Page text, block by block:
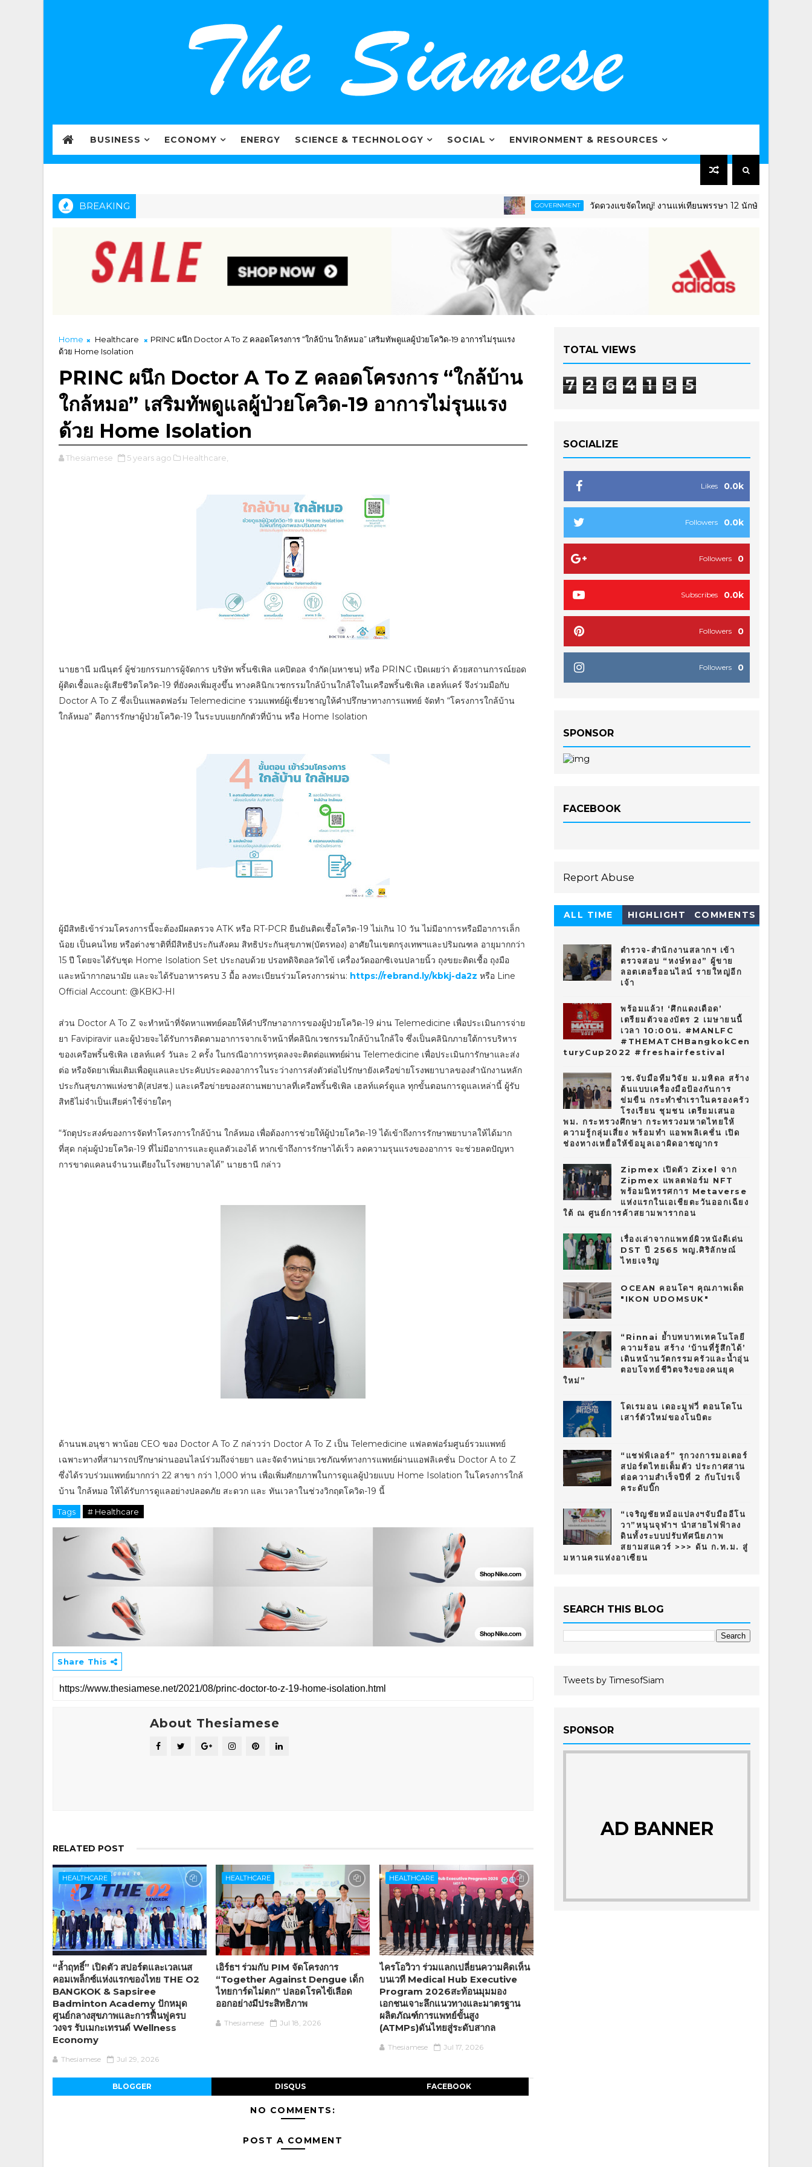
BUSINESS ECONOMY ENERGY SCIENCE & TECHNOLOGY SOCIAL ENVIRONMENT & RESOURCES
BREAKING GOVERNMENT วัดดวงแขจัดใหญ่! งานแห่เทียนพรรษา 12 นักษัตร ยิ่งใหญ่อลังการ โ
Home Healthcare
PRINC ผนึก Doctor A To Z คลอดโครงการ “ใกล้บ้าน ใกล้หมอ” เสริมทัพดูแลผู้ป่วยโควิด-19 อาการไม่รุนแรง
ด้วย Home Isolation
PRINC ผนึก Doctor A To Z คลอดโครงการ “ใกล้บ้าน
ใกล้หมอ” เสริมทัพดูแลผู้ป่วยโควิด-19 อาการไม่รุนแรง
ด้วย Home Isolation
Thesiamese 5 years ago Healthcare,
นายธานี มณีนุตร์ ผู้ช่วยกรรมการผู้จัดการ บริษัท พริ้นซิเพิล แคปิตอล จำกัด(มหาชน) หรือ PRINC เปิดเผยว่า ด้วยสถานการณ์ยอด
ผู้ติดเชื้อและผู้เสียชีวิตโควิด-19 ที่ยังคงเพิ่มสูงขึ้น ทางคลินิกเวชกรรมใกล้บ้านใกล้ใจในเครือพริ้นซิเพิล เฮลท์แคร์ จึงร่วมมือกับ
Doctor A To Z ซึ่งเป็นแพลตฟอร์ม Telemedicine รวมแพทย์ผู้เชี่ยวชาญให้คำปรึกษาทางการแพทย์ จัดทำ “โครงการใกล้บ้าน
ใกล้หมอ” คือการรักษาผู้ป่วยโควิด-19 ในระบบแยกกักตัวที่บ้าน หรือ Home Isolation
ผู้มีสิทธิเข้าร่วมโครงการนี้จะต้องมีผลตรวจ ATK หรือ RT-PCR ยืนยันติดเชื้อโควิด-19 ไม่เกิน 10 วัน ไม่มีอาการหรือมีอาการเล็ก
น้อย เป็นคนไทย หรือต่างชาติที่มีสิทธิประกันสังคม สิทธิประกันสุขภาพ(บัตรทอง) อาศัยในเขตกรุงเทพฯและปริมณฑล อายุมากกว่า
15 ปี โดยจะได้รับชุด Home Isolation Set ประกอบด้วย ปรอทดิจิตอลวัดไข้ เครื่องวัดออกซิเจนปลายนิ้ว ถุงขยะติดเชื้อ ถุงมือ
และหน้ากากอนามัย และจะได้รับอาหารครบ 3 มื้อ ลงทะเบียนร่วมโครงการผ่าน: https://rebrand.ly/kbkj-da2z หรือ Line
Official Account: @KBKJ-HI
ส่วน Doctor A To Z จะทำหน้าที่จัดหาแพทย์คอยให้คำปรึกษาอาการของผู้ป่วยโควิด-19 ผ่าน Telemedicine เพื่อประเมินการจ่าย
ยา Favipiravir และผู้ป่วยจะได้รับการติดตามอาการจากเจ้าหน้าที่คลินิกเวชกรรมใกล้บ้านใกล้ใจ ซึ่งเป็นคลินิกภายใต้การบริหาร
ของเครือพริ้นซิเพิล เฮลท์แคร์ วันละ 2 ครั้ง ในกรณีอาการทรุดลงจะติดต่อแพทย์ผ่าน Telemedicine เพื่อประเมินการักษาและส่ง
ต่อ หรือจัดยาเพิ่มเติมเพื่อดูแลและประคับประคองอาการในระว่างการส่งตัวต่อไปรักษายังเครือข่ายโรงพยาบาลของสำนักงานหลัก
ประกันสุขภาพแห่งชาติ(สปสช.) และเครือข่ายของสถานพยาบาลที่เครือพริ้นซิเพิล เฮลท์แคร์ดูแล ทุกขั้นตอนการดูแลเหล่านี้ ผู้รับ
สิทธิไม่จำเป็นเสียค่าใช้จ่ายใดๆ
“วัถตุประสงค์ของการจัดทำโครงการใกล้บ้าน ใกล้หมอ เพื่อต้องการช่วยให้ผู้ป่วยโควิด-19 ได้เข้าถึงการรักษาพยาบาลให้ได้มาก
ที่สุด กลุ่มผู้ป่วยโควิด-19 ที่ไม่มีอาการและดูแลตัวเองได้ หากเข้าถึงการรักษาได้เร็ว ลดความรุนแรงของอาการ จะช่วยลดปัญหา
การขาดแคลนจำนวนเตียงในโรงพยาบาลได้” นายธานี กล่าว
ด้านนพ.อนุชา พาน้อย CEO ของ Doctor A To Z กล่าวว่า Doctor A To Z เป็น Telemedicine แฟลตฟอร์มศูนย์รวมแพทย์
เฉพาะทางที่สามารถปรึกษาผ่านออนไลน์ร่วมถึงจ่ายยา และจัดจำหน่ายเวชภัณฑ์ทางการแพทย์ผ่านแอฟลิเคชั่น Doctor A to Z
ซึ่งได้รวบร่วมแพทย์มากกว่า 22 สาขา กว่า 1,000 ท่าน เพื่อเพิ่มศักยภาพในการดูแลผู้ป่วยแบบ Home Isolation ในโครงการใกล้
บ้าน ใกล้หมอ ให้ได้รับการดูแลอย่างปลอดภัย สะดวก และ ทันเวลาในช่วงวิกฤตโควิด-19 นี้
Tags # Healthcare
Share This
About Thesiamese
RELATED POST
HEALTHCARE
“ล้ำฤทธิ์” เปิดตัว สปอร์ตและเวลเนส
คอมเพล็กซ์แห่งแรกของไทย THE O2
BANGKOK & Sapsiree
Badminton Academy ปักหมุด
ศูนย์กลางสุขภาพและการฟื้นฟูครบ
วงจร รับเมกะเทรนด์ Wellness
Economy
Thesiamese Jul 29, 2026
HEALTHCARE
เอิร์ธฯ ร่วมกับ PIM จัดโครงการ
“Together Against Dengue เด็ก
ไทยการ์ดไม่ตก” ปลอดโรคไข้เลือด
ออกอย่างมีประสิทธิภาพ
Thesiamese Jul 18, 2026
HEALTHCARE
ไครโอวิวา ร่วมแลกเปลี่ยนความคิดเห็น
บนเวที Medical Hub Executive
Program 2026สะท้อนมุมมอง
เอกชนเจาะลึกแนวทางและมาตรฐาน
ผลิตภัณฑ์การแพทย์ขั้นสูง
(ATMPs)ดันไทยสู่ระดับสากล
Thesiamese Jul 17, 2026
BLOGGER DISQUS FACEBOOK
NO COMMENTS:
POST A COMMENT
TOTAL VIEWS
7 2 6 4 1 5 5
SOCIALIZE
0.0k
Likes
0.0k
Followers
0
Followers
0.0k
Subscribes
0
Followers
0
Followers
SPONSOR
FACEBOOK
Report Abuse
ALL TIME
HIGHLIGHT COMMENTS
ตำรวจ-สำนักงานสลากฯ เข้า
ตรวจสอบ “หงษ์ทอง” ผู้ขาย
ลอตเตอรี่ออนไลน์ รายใหญ่อีก
เจ้า
พร้อมแล้ว! ‘ศึกแดงเดือด’
เตรียมตัวจองบัตร 2 เมษายนนี้
เวลา 10:00น. #MANLFC
#THEMATCHBangkokCen
turyCup2022 #freshairfestival
วช.จับมือทีมวิจัย ม.มหิดล สร้าง
ต้นแบบเครื่องมือป้องกันการ
ข่มขืน กระทำชำเราในครองครัว
โรงเรียน ชุมชน เตรียมเสนอ
พม. กระทรวงศึกษา กระทรวงมหาดไทยให้
ความรู้กลุ่มเสี่ยง พร้อมทำ แอพพลิเคชั่น เปิด
ช่องทางเหยื่อให้ข้อมูลเอาผิดอาชญากร
Zipmex เปิดตัว Zixel จาก
Zipmex แพลตฟอร์ม NFT
พร้อมนิทรรศการ Metaverse
แห่งแรกในเอเชียตะวันออกเฉียง
ใต้ ณ ศูนย์การค้าสยามพารากอน
เรื่องเล่าจากแพทย์ผิวหนังดีเด่น
DST ปี 2565 พญ.ศิริลักษณ์
ไทยเจริญ
OCEAN คอนโดฯ คุณภาพเด็ด
"IKON UDOMSUK"
“Rinnai ย้ำบทบาทเทคโนโลยี
ความร้อน สร้าง ‘บ้านที่รู้สึกได้’
เดินหน้านวัตกรรมครัวและน้ำอุ่น
ตอบโจทย์ชีวิตจริงของคนยุค
ใหม่”
โดเรมอน เดอะมูฟวี่ ตอนโดโน
เสาร์ตัวใหม่ของโนบิตะ
“แชฟฟ์เลอร์” รุกวงการมอเตอร์
สปอร์ตไทยเต็มตัว ประกาศสาน
ต่อความสำเร็จปีที่ 2 กับโปรเจ็
คระดับบิ๊ก
“เจริญชัยหม้อแปลงฯจับมืออีโน
วา”หนุนจุฬาฯ นำสายไฟฟ้าลง
ดินทั้งระบบปรับทัศนียภาพ
สยามสแควร์ >>> ดัน ก.ท.ม. สู่
มหานครแห่งอาเซียน
SEARCH THIS BLOG
Tweets by TimesofSiam
SPONSOR
AD BANNER